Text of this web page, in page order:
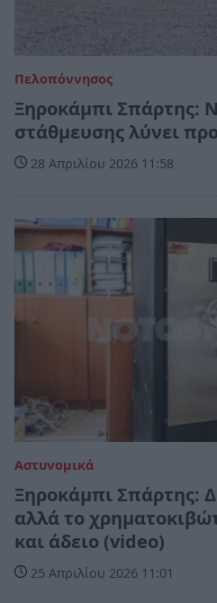
Πελοπόννησος
Ξηροκάμπι Σπάρτης:
στάθμευσης λύνει
28 Απριλίου 2026 11:58
Αστυνομικά
Ξηροκάμπι Σπάρτης:
αλλά το
και άδειο (video)
25 Απριλίου 2026 11:01